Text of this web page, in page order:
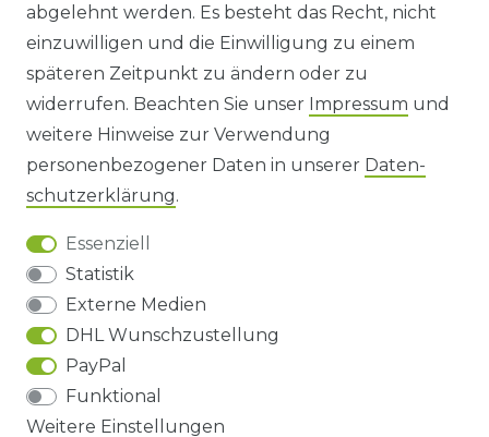
HINWEISE ZUR BATTERIEENTSORGUNG
IMPRESSUM
AGB UND KUNDENINFORMATIONEN
DATENSCHUTZERKLÄRUNG
BARRIEREFREIHEIT
Impressum Daten­schutz­erklärung
Barrierefreiheitserklärung
abgelehnt werden. Es besteht das Recht, nicht
einzuwilligen und die Einwilligung zu einem
späteren Zeitpunkt zu ändern oder zu
widerrufen. Beachten Sie unser Impressum und
weitere Hinweise zur Verwendung
personenbezogener Daten in unserer Daten­
schutz­erklärung.
Essenziell
Statistik
Externe Medien
DHL Wunschzustellung
PayPal
Funktional
Weitere Einstellungen